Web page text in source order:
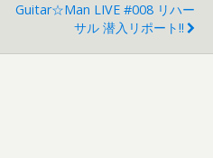
Guitar☆Man LIVE #008 リハー
サル 潜入リポート!!